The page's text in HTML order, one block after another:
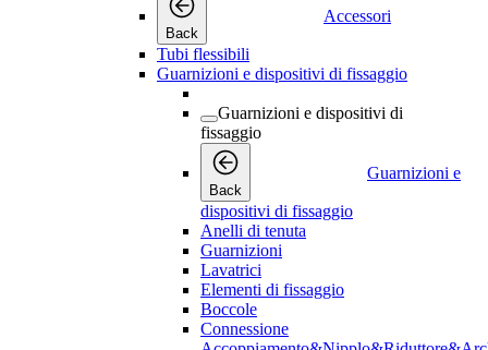
Back
Accessori
Tubi flessibili
Guarnizioni e dispositivi di fissaggio
Guarnizioni e dispositivi di
fissaggio
Back
Guarnizioni e
dispositivi di fissaggio
Anelli di tenuta
Guarnizioni
Lavatrici
Elementi di fissaggio
Boccole
Connessione